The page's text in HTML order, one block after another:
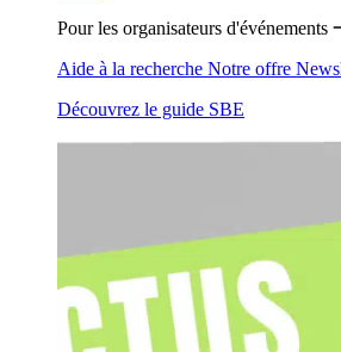
Pour les organisateurs d'événements
Aide à la recherche Notre offre
Découvrez le guide SBE